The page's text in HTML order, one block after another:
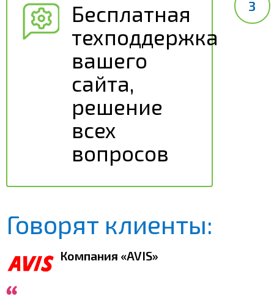
Бесплатная
техподдержка
вашего
сайта,
решение
всех
вопросов
Говорят клиенты:
Компания «AVIS»